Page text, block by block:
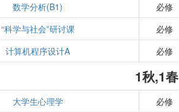
数学分析(B1) 必修
“科学与社会”研讨课 必修
计算机程序设计A 必修
1秋,1春
大学生心理学 必修